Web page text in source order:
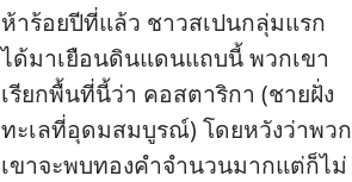
ห้า​ร้อย​ปี​ที่​แล้ว ชาว​สเปน​กลุ่ม​แรก​
ได้​มา​เยือน​ดินแดน​แถบ​นี้ พวก​เขา​
เรียก​พื้น​ที่​นี้​ว่า คอสตาริกา (ชายฝั่ง​
ทะเล​ที่​อุดม​สมบูรณ์) โดย​หวัง​ว่า​พวก​
เขา​จะ​พบ​ทองคำ​จำนวน​มาก​แต่​ก็​ไม่​